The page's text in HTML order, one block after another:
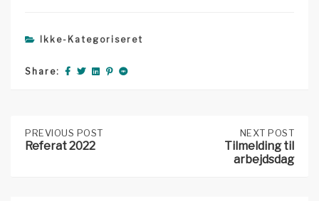
Ikke-Kategoriseret
Share:
Post
PREVIOUS
POST:
PREVIOUS POST
Referat 2022
NEXT POST
Tilmelding til
arbejdsdag